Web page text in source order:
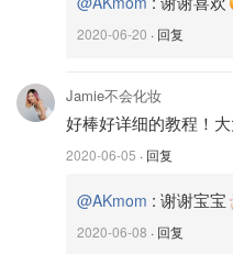
型上的不同而已~想要做好
法！今天分享的这个配方
2020-06-20 · 回复
Jamie不会化妆
好棒好详细的教程！
2020-06-05 · 回复
@AKmom : 谢谢宝宝
2020-06-08 · 回复